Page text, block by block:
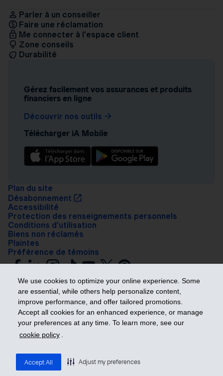
We use cookies to optimize your online experience. Some
are essential, while others help personalize content,
improve performance, and offer tailored promotions.
Accept all cookies for an enhanced experience, or manage
your preferences at any time. To learn more, see our
cookie policy .
Accept All Adjust my preferences
Parler à un conseiller
Faire une réclamation
Me connecter à l’espace client
Zone conseils
Durabilité
Gérez facilement vos assurances et produits
financiers en ligne
Découvrir nos outils
Télécharger iA Mobile
Plan du site
Désabonnement
Accessibilité
Protection des renseignements personnels
Conditions d’utilisation
Biens non réclamés
Plaintes
Préférence de témoins
Prendre les devants
Groupe financier. Tous droits réservés.